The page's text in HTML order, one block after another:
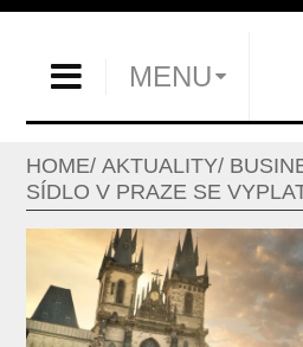
MENU
HOME AKTUALITY
SÍDLO V PRAZE SE